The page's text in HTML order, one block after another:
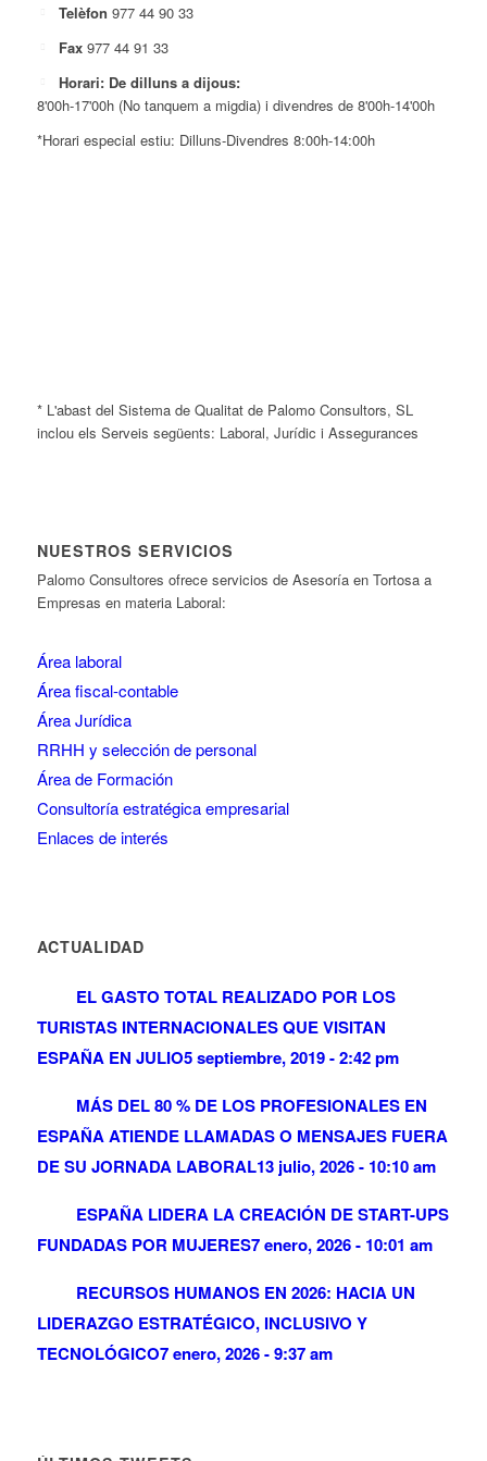
Telèfon 977 44 90 33
Fax 977 44 91 33
Horari: De dilluns a dijous:
8'00h-17'00h (No tanquem a migdia) i divendres de 8'00h-14'00h
*Horari especial estiu: Dilluns-Divendres 8:00h-14:00h
* L'abast del Sistema de Qualitat de Palomo Consultors, SL
inclou els Serveis següents: Laboral, Jurídic i Assegurances
NUESTROS SERVICIOS
Palomo Consultores ofrece servicios de Asesoría en Tortosa a
Empresas en materia Laboral:
Área laboral
Área fiscal-contable
Área Jurídica
RRHH y selección de personal
Área de Formación
Consultoría estratégica empresarial
Enlaces de interés
ACTUALIDAD
EL GASTO TOTAL REALIZADO POR LOS
TURISTAS INTERNACIONALES QUE VISITAN
ESPAÑA EN JULIO5 septiembre, 2019 - 2:42 pm
MÁS DEL 80 % DE LOS PROFESIONALES EN
ESPAÑA ATIENDE LLAMADAS O MENSAJES FUERA
DE SU JORNADA LABORAL13 julio, 2026 - 10:10 am
ESPAÑA LIDERA LA CREACIÓN DE START-UPS
FUNDADAS POR MUJERES7 enero, 2026 - 10:01 am
RECURSOS HUMANOS EN 2026: HACIA UN
LIDERAZGO ESTRATÉGICO, INCLUSIVO Y
TECNOLÓGICO7 enero, 2026 - 9:37 am